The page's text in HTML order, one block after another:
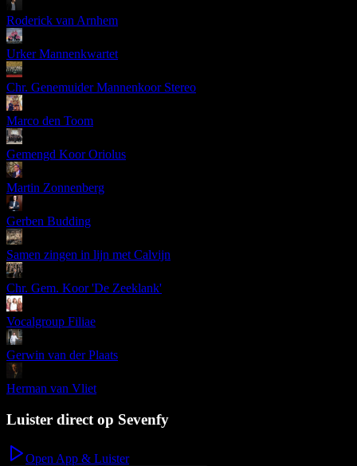
Roderick van Arnhem
Urker Mannenkwartet
Chr. Genemuider Mannenkoor Stereo
Marco den Toom
Gemengd Koor Oriolus
Martin Zonnenberg
Gerben Budding
Samen zingen in lijn met Calvijn
Chr. Gem. Koor 'De Zeeklank'
Vocalgroup Filiae
Gerwin van der Plaats
Herman van Vliet
Luister direct op Sevenfy
Open App & Luister